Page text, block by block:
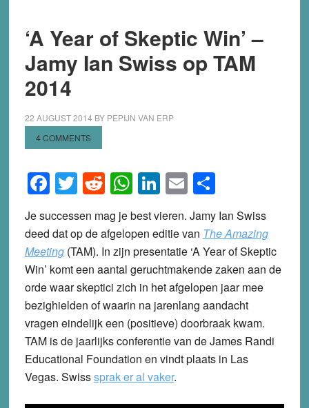
‘A Year of Skeptic Win’ –
Jamy Ian Swiss op TAM
2014
22 AUGUST 2014 BY PEPIJN VAN ERP
4 COMMENTS
Facebook
Twitter
Reddit
WhatsApp
LinkedIn
EmailShare
Je successen mag je best vieren. Jamy Ian Swiss
deed dat op de afgelopen editie van The Amazing
Meeting(TAM). In zijn presentatie ‘A Year of Skeptic
Win’ komt een aantal geruchtmakende zaken aan de
orde waar skeptici zich in het afgelopen jaar mee
bezighielden of waarin na jarenlang aandacht
vragen eindelijk een (positieve) doorbraak kwam.
TAM is de jaarlijks conferentie van de James Randi
Educational Foundation en vindt plaats in Las
Vegas. Swisssprak er al vaker.